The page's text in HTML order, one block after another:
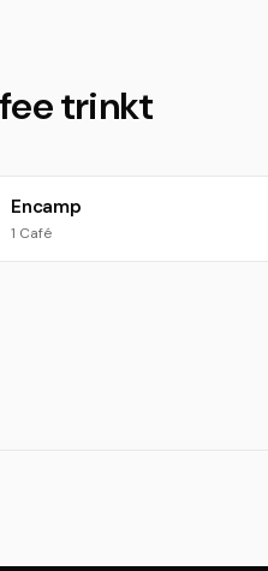
trinkt
Encamp
1 Café